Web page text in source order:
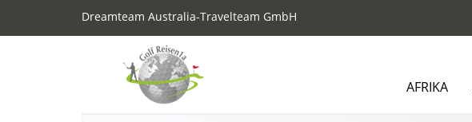
Dreamteam Australia-Travelteam GmbH
AFRIKA